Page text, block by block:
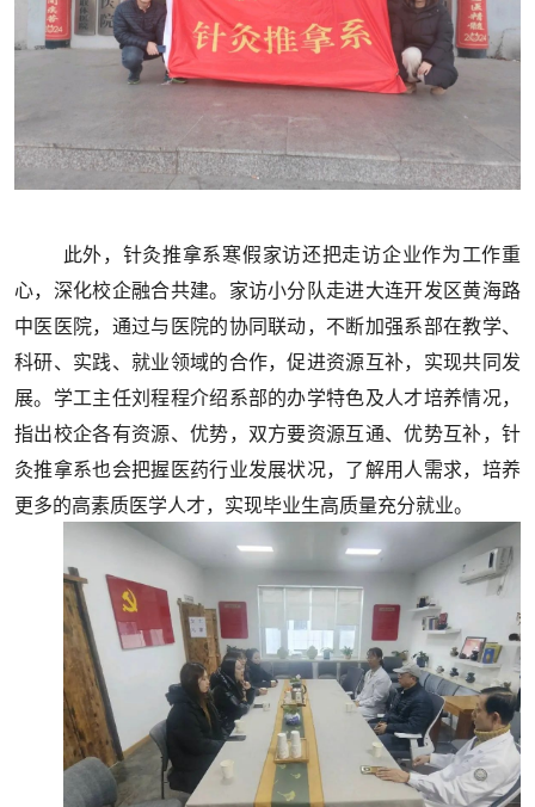
此外，针灸推拿系寒假家访还把走访企业作为工作重
心，深化校企融合共建。家访小分队走进大连开发区黄海路
中医医院，通过与医院的协同联动，不断加强系部在教学、
科研、实践、就业领域的合作，促进资源互补，实现共同发
展。学工主任刘程程介绍系部的办学特色及人才培养情况，
指出校企各有资源、优势，双方要资源互通、优势互补，针
灸推拿系也会把握医药行业发展状况，了解用人需求，培养
更多的高素质医学人才，实现毕业生高质量充分就业。